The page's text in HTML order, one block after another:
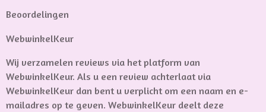
Beoordelingen
WebwinkelKeur
Wij verzamelen reviews via het platform van
WebwinkelKeur. Als u een review achterlaat via
WebwinkelKeur dan bent u verplicht om een naam en e-
mailadres op te geven. WebwinkelKeur deelt deze